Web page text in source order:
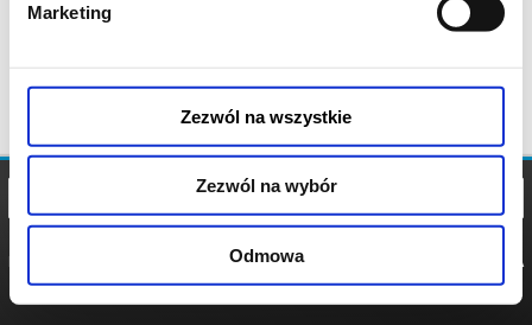
Marketing
Zezwól na wszystkie
Zezwól na wybór
Odmowa
POLITYKA
POLITYKA